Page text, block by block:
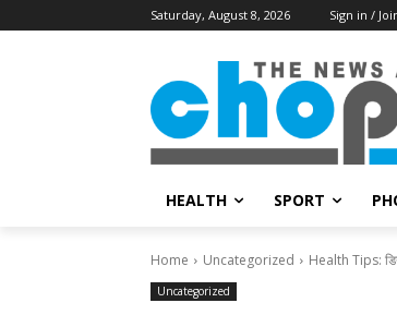
Saturday, August 8, 2026 Sign in /
HEALTH SPORT
Home Uncategorized Health Tips:
Uncategorized